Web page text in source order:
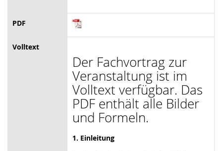
PDF
Volltext
Der Fachvortrag zur
Veranstaltung ist im
Volltext verfügbar. Das
PDF enthält alle Bilder
und Formeln.
1. Einleitung